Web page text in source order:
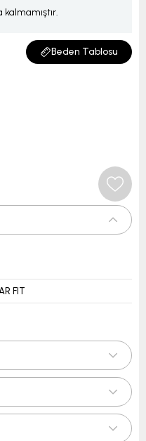
kalmamıştır.
Beden Tablosu
FIT